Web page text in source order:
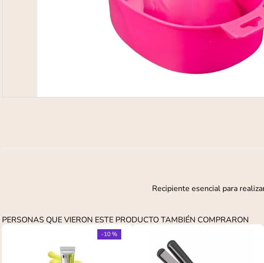
Recipiente esencial para
PERSONAS QUE VIERON ESTE PRODUCTO TAMBIÉN COMPRARON
-10 %